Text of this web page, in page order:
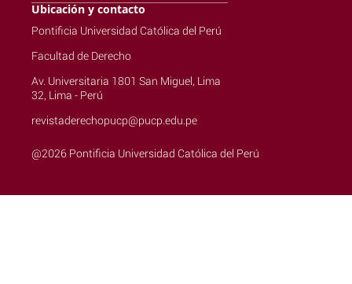
Ubicación y contacto
Pontificia Universidad Católica del Perú
Facultad de Derecho
Av. Universitaria 1801 San Miguel, Lima
32, Lima - Perú
revistaderechopucp@pucp.edu.pe
@2026 Pontificia Universidad Católica del Perú